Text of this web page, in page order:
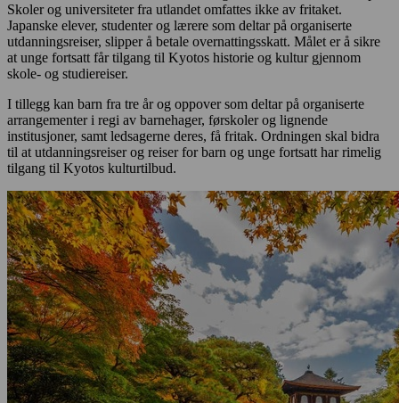
Skoler og universiteter fra utlandet omfattes ikke av fritaket.
Japanske elever, studenter og lærere som deltar på organiserte
utdanningsreiser, slipper å betale overnattingsskatt. Målet er å sikre
at unge fortsatt får tilgang til Kyotos historie og kultur gjennom
skole- og studiereiser.
I tillegg kan barn fra tre år og oppover som deltar på organiserte
arrangementer i regi av barnehager, førskoler og lignende
institusjoner, samt ledsagerne deres, få fritak. Ordningen skal bidra
til at utdanningsreiser og reiser for barn og unge fortsatt har rimelig
tilgang til Kyotos kulturtilbud.